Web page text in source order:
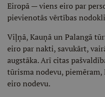
Eiropā — viens eiro par
pievienotās vērtības
Viļņā, Kauņā un Palangā
eiro par nakti, savukārt,
augstāka. Arī citas
tūrisma nodevu, piemēram,
eiro nodevu.